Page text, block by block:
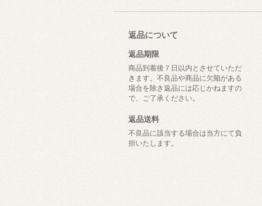
返品について
返品期限
商品到着後７日以内とさせていただ
きます。不良品や商品に欠陥がある
場合を除き返品には応じかねますの
で、ご了承ください。
返品送料
不良品に該当する場合は当方にて負
担いたします。